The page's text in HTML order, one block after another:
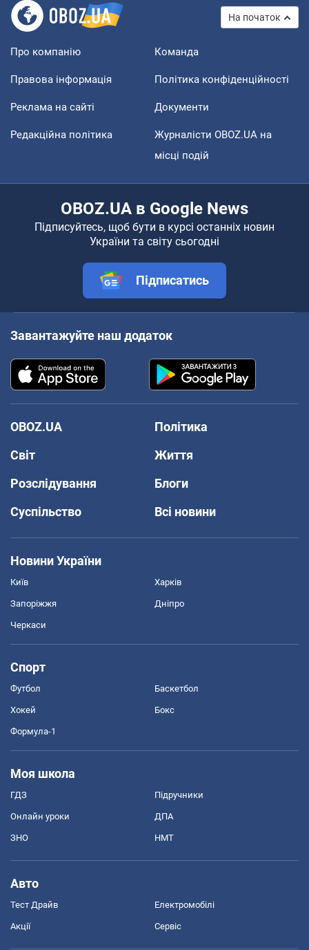
На початок
Про компанію Команда
Правова інформація Політика конфіденційності
Реклама на сайті Документи
Редакційна політика
Журналісти OBOZ.UA на
місці подій
OBOZ.UA в Google News
Підписуйтесь, щоб бути в курсі останніх новин
України та світу сьогодні
Підписатись
Завантажуйте наш додаток
OBOZ.UA
Політика
Світ
Життя
Розслідування
Блоги
Суспільство
Всі новини
Новини України
Київ Харків
Запоріжжя Дніпро
Черкаси
Спорт
Футбол Баскетбол
Хокей Бокс
Формула-1
Моя школа
ГДЗ Підручники
Онлайн уроки ДПА
ЗНО НМТ
Авто
Тест Драйв Електромобілі
Акції Сервіс